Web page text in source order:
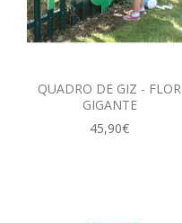
QUADRO DE GIZ - FLOR
GIGANTE
45,90€